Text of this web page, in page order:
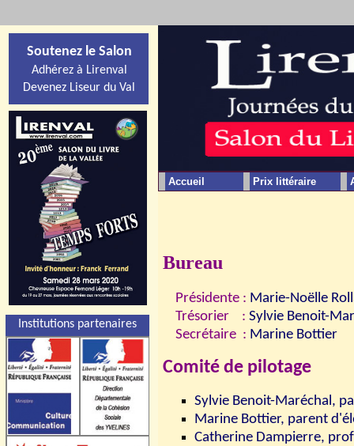
Bureau
Présidente : Marie-Noëlle
Trésorier : Sylvie Benoit-
Secrétaire : Marine Bottier
Comité de pilotage
Sylvie Benoit-Maréchal,
Marine Bottier, parent
Catherine Dampierre,
Accueil Prix littéraire
Soutenez le Salon
Adhérez à Lirenval
Devenez Liseur du Val
Institutions partenaires